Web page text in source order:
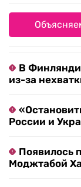
В
из-за
России и
Появилось
Моджтабой